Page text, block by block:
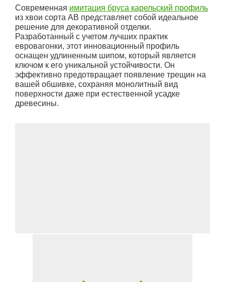
Современная имитация бруса карельский профиль
из хвои сорта АВ представляет собой идеальное
решение для декоративной отделки.
Разработанный с учетом лучших практик
евровагонки, этот инновационный профиль
оснащен удлиненным шипом, который является
ключом к его уникальной устойчивости. Он
эффективно предотвращает появление трещин на
вашей обшивке, сохраняя монолитный вид
поверхности даже при естественной усадке
древесины.